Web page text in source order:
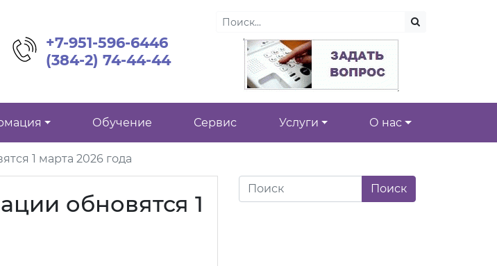
+7-951-596-6446
(384-2) 74-44-44
Обучение Сервис Услуги О нас
1 марта 2026 года
обновятся 1